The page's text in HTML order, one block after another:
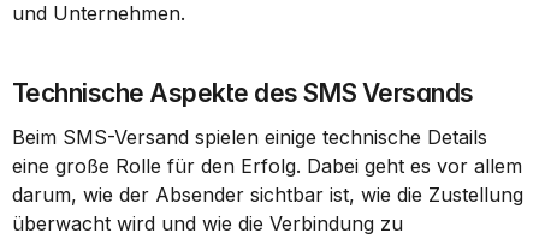
und Unternehmen.
Technische Aspekte des SMS Versands
Beim SMS-Versand spielen einige technische Details
eine große Rolle für den Erfolg. Dabei geht es vor allem
darum, wie der Absender sichtbar ist, wie die Zustellung
überwacht wird und wie die Verbindung zu